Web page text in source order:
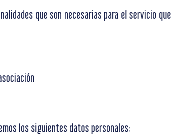
que son necesarias para el servicio que
los siguientes datos personales: